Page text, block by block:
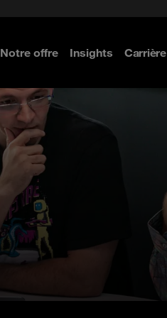
Notre offre Insights Carrière